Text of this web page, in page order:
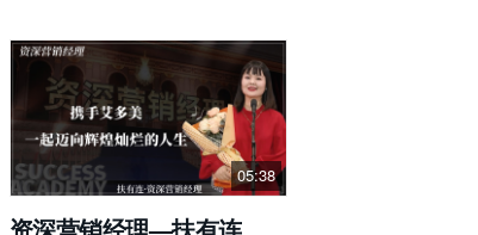
05:38